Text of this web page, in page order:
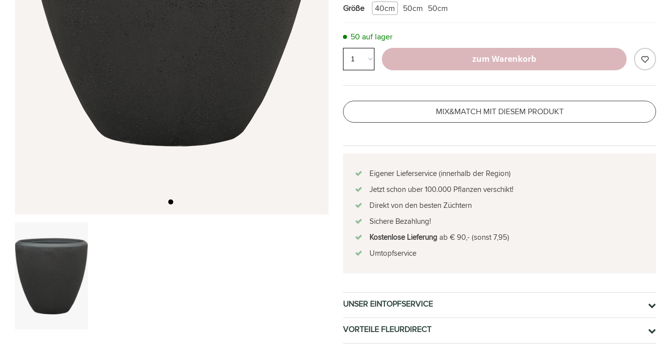
Größe 40cm 50cm 50cm
50 auf lager
zum Warenkorb
MIX&MATCH MIT DIESEM PRODUKT
Eigener Lieferservice (innerhalb der Region)
Jetzt schon uber 100.000 Pflanzen verschikt!
Direkt von den besten Züchtern
Sichere Bezahlung!
Kostenlose Lieferung ab € 90,- (sonst 7,95)
Umtopfservice
UNSER EINTOPFSERVICE
VORTEILE FLEURDIRECT